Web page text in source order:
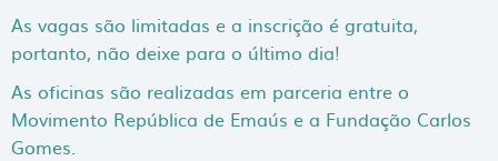
As vagas são limitadas e a inscrição é gratuita,
portanto, não deixe para o último dia!
As oficinas são realizadas em parceria entre o
Movimento República de Emaús e a Fundação Carlos
Gomes.